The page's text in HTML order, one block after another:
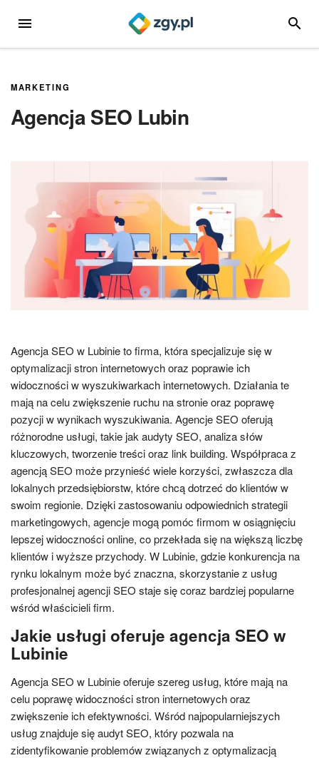
MENU
MARKETING
Agencja SEO Lubin
Agencja SEO w Lubinie to firma, która specjalizuje się w
optymalizacji stron internetowych oraz poprawie ich
widoczności w wyszukiwarkach internetowych. Działania te
mają na celu zwiększenie ruchu na stronie oraz poprawę
pozycji w wynikach wyszukiwania. Agencje SEO oferują
różnorodne usługi, takie jak audyty SEO, analiza słów
kluczowych, tworzenie treści oraz link building. Współpraca z
agencją SEO może przynieść wiele korzyści, zwłaszcza dla
lokalnych przedsiębiorstw, które chcą dotrzeć do klientów w
swoim regionie. Dzięki zastosowaniu odpowiednich strategii
marketingowych, agencje mogą pomóc firmom w osiągnięciu
lepszej widoczności online, co przekłada się na większą liczbę
klientów i wyższe przychody. W Lubinie, gdzie konkurencja na
rynku lokalnym może być znaczna, skorzystanie z usług
profesjonalnej agencji SEO staje się coraz bardziej popularne
wśród właścicieli firm.
Jakie usługi oferuje agencja SEO w
Lubinie
Agencja SEO w Lubinie oferuje szereg usług, które mają na
celu poprawę widoczności stron internetowych oraz
zwiększenie ich efektywności. Wśród najpopularniejszych
usług znajduje się audyt SEO, który pozwala na
zidentyfikowanie problemów związanych z optymalizacją